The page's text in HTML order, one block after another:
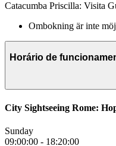
Catacumba Priscilla: Visita
Ombokning är inte
Horário de
City Sightseeing Rome:
Sunday
09:00:00 - 18:20:00